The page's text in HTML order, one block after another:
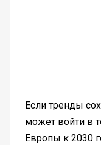
Если тренды
может войти в
Европы к 2030